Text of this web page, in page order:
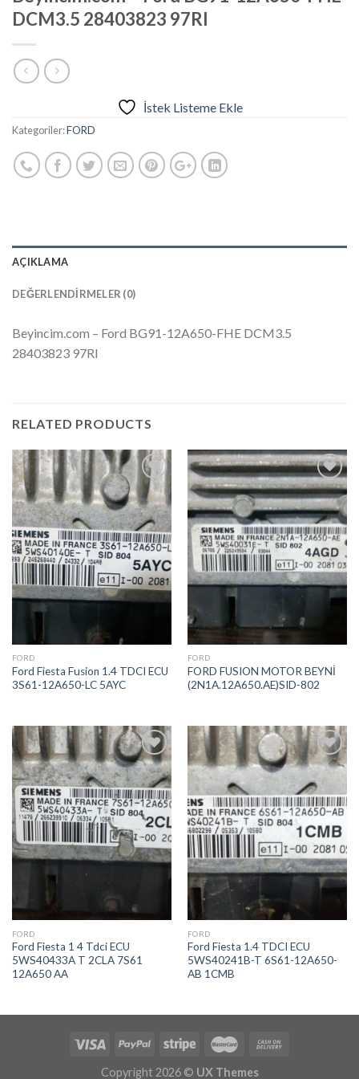
DCM3.5 28403823 97RI
İstek Listeme Ekle
Kategoriler:FORD
AÇIKLAMA
DEĞERLENDIRMELER (0)
Beyincim.com – Ford BG91-12A650-FHE DCM3.5
28403823 97RI
RELATED PRODUCTS
İstek
Listeme
Ekle
FORD
Ford Fiesta Fusion 1.4 TDCI ECU
3S61-12A650-LC 5AYC
İstek
Listeme
Ekle
FORD
FORD FUSION MOTOR BEYNİ
(2N1A.12A650.AE)SID-802
İstek
Listeme
Ekle
FORD
Ford Fiesta 1 4 Tdci ECU
5WS40433A T 2CLA 7S61
12A650 AA
İstek
Listeme
Ekle
FORD
Ford Fiesta 1.4 TDCI ECU
5WS40241B-T 6S61-12A650-
AB 1CMB
Copyright 2026 © UX Themes